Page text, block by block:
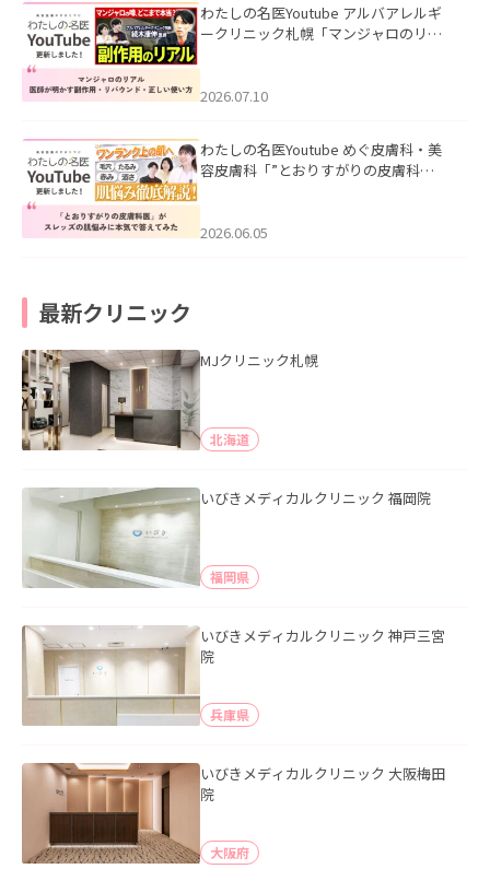
わたしの名医Youtube アルバアレルギ
ークリニック札幌「マンジャロのリア
た。
2026.07.10
わたしの名医Youtube めぐ皮膚科・美
容皮膚科「”とおりすがりの皮膚科
2026.06.05
最新クリニック
MJクリニック札幌
北海道
いびきメディカルクリニック 福岡院
福岡県
いびきメディカルクリニック 神戸三宮
院
兵庫県
いびきメディカルクリニック 大阪梅田
院
大阪府